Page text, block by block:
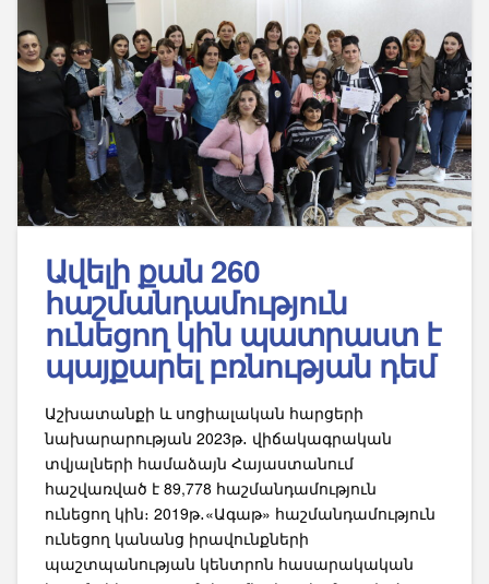
Ավելի քան 260
հաշմանդամություն
ունեցող կին պատրաստ է
պայքարել բռնության դեմ
Աշխատանքի և սոցիալական հարցերի
նախարարության 2023թ․ վիճակագրական
տվյալների համաձայն Հայաստանում
հաշվառված է 89,778 հաշմանդամություն
ունեցող կին։ 2019թ․«Ագաթ» հաշմանդամություն
ունեցող կանանց իրավունքների
պաշտպանության կենտրոն հասարակական